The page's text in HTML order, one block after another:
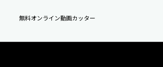
無料オンライン動画カッター